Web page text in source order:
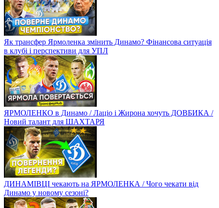
Як трансфер Ярмоленка змінить Динамо? Фінансова ситуація
в клубі і перспективи для УПЛ
ЯРМОЛЕНКО в Динамо / Лаціо і Жирона хочуть ДОВБИКА /
Новий талант для ШАХТАРЯ
ДИНАМІВЦІ чекають на ЯРМОЛЕНКА / Чого чекати від
Динамо у новому сезоні?